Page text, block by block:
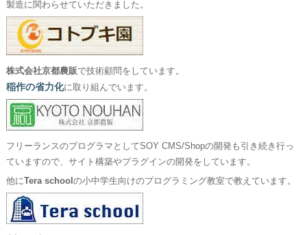
製造に関わらせていただきました。
株式会社京都農販で技術顧問をしています。
稲作の省力化に取り組んでいます。
フリーランスのプログラマとしてSOY CMS/Shopの開発も引き続き行っ
ていますので、サイト構築やプラグインの開発をしています。
他にTera school の小中学生向けのプログラミング教室で教えています。